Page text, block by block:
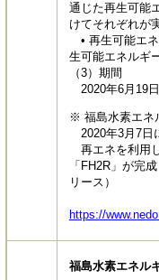
通じた再生可能
けてそれぞれが
• 再生可能エ
生可能エネルギ
（3）期間
2020年6月19
※ 福島水素エネ
2020年3月7日
再エネを利用
「FH2R」が完
リース）
https://
福島水素エネル